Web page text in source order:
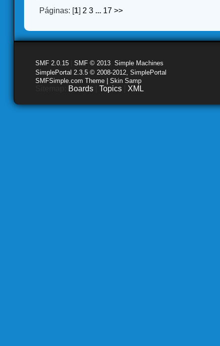
Páginas: [ 1 2 3 ... 17 >>
SMF 2.0.15 SMF © 2013 Simple Machines
SimplePortal 2.3.5 © 2008-2012, SimplePortal
SMFSimple.com Theme | Skin Samp
Boards Topics XML